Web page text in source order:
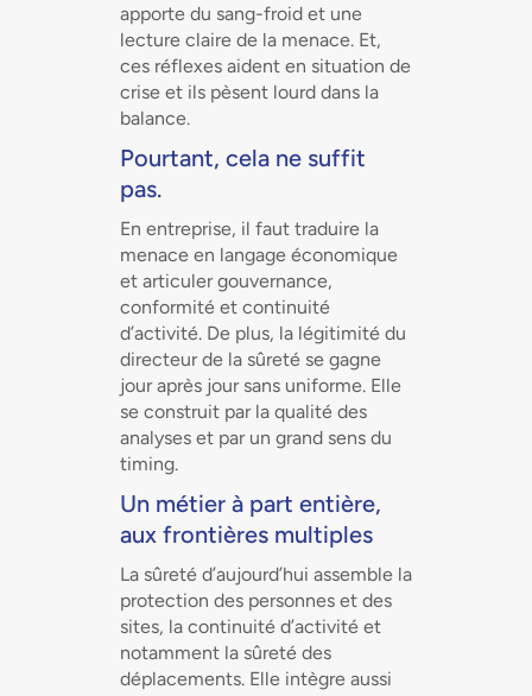
apporte du sang-froid et une
lecture claire de la menace. Et,
ces réflexes aident en situation de
crise et ils pèsent lourd dans la
balance.
Pourtant, cela ne suffit
pas.
En entreprise, il faut traduire la
menace en langage économique
et articuler gouvernance,
conformité et continuité
d’activité. De plus, la légitimité du
directeur de la sûreté se gagne
jour après jour sans uniforme. Elle
se construit par la qualité des
analyses et par un grand sens du
timing.
Un métier à part entière,
aux frontières multiples
La sûreté d’aujourd’hui assemble la
protection des personnes et des
sites, la continuité d’activité et
notamment la sûreté des
déplacements. Elle intègre aussi